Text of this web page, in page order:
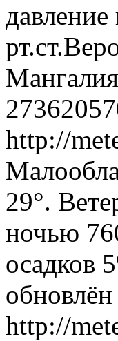
http://
29°.
ночью
осадков
http://